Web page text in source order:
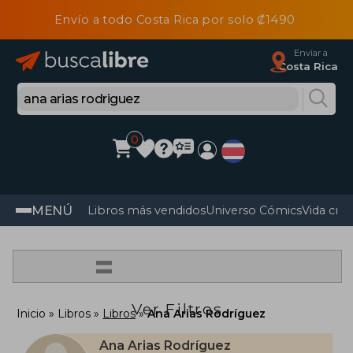
Envío a todo Costa Rica por solo ₡1490
Enviar a
Costa Rica
0
MENÚ Libros más vendidosUniverso CómicsVida
=
Ver Filtros
Inicio Libros Libros Ana Arias Rodríguez
Ana Arias Rodríguez